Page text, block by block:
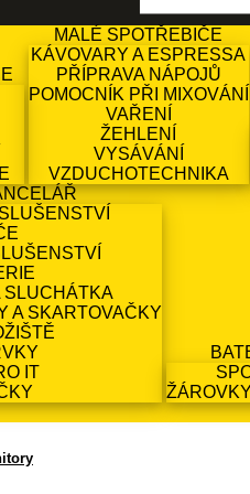
MALÉ SPOTŘEBIČE
KÁVOVARY A ESPRESSA
PŘÍPRAVA NÁPOJŮ
POMOCNÍK PŘI MIXOVÁNÍ
VAŘENÍ
ŽEHLENÍ
VYSÁVÁNÍ
VZDUCHOTECHNIKA
SLUCHÁTKA
A SKARTOVAČKY
IT